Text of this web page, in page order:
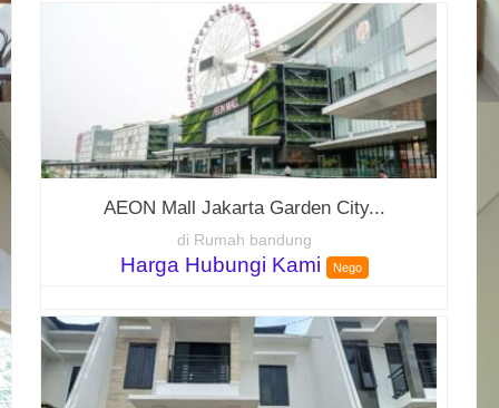
AEON Mall Jakarta Garden City...
di Rumah bandung
Harga Hubungi Kami Nego